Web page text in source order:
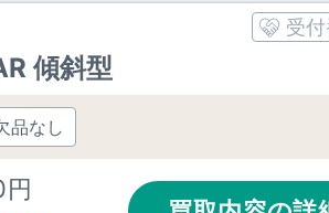
受付
傾斜型
品なし
円